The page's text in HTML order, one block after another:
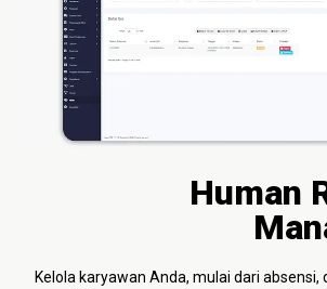
Human
Kelola karyawan Anda, mulai dari absensi,